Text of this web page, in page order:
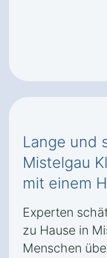
Lange und
Mistelgau
mit einem
Experten
zu Hause in
Menschen